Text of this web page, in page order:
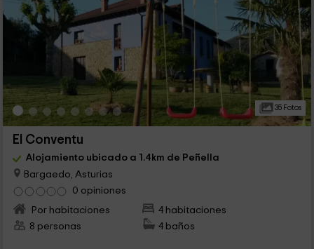
35 Fotos
El Conventu
Alojamiento ubicado a 1.4km de Peñella
Bargaedo, Asturias
0 opiniones
Por habitaciones
4 habitaciones
8 personas
4 baños